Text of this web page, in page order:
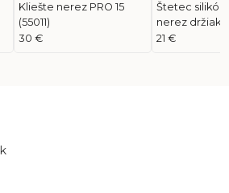
Kliešte nerez PRO 15
(55011)
30 €
Štetec
nerez
21 €